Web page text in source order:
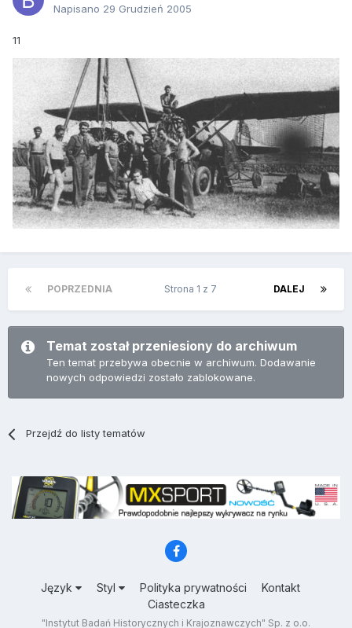
Napisano 29 Grudzień 2005
11
POPRZEDNIA DALEJ
Strona 1 z 7
Temat został przeniesiony do archiwum
Ten temat przebywa obecnie w archiwum. Dodawanie
nowych odpowiedzi zostało zablokowane.
Przejdź do listy tematów
Język Styl Polityka prywatności
Kontakt
Ciasteczka
"Instytut Badań Historycznych i Krajoznawczych" Sp. z o.o.